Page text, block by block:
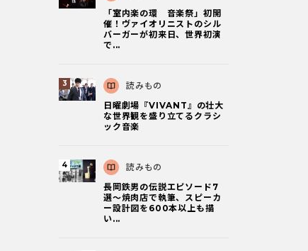
「室内楽の環 音楽祭」初開
催！ヴァイオリニストのシル
バーガーが初来日、世界初演
で...
読みもの
日曜劇場『VIVANT』の壮大
な世界観を盛り立てるクラシ
ック音楽
読みもの
長岡鉄男の伝説エピソード7
選〜焼肉店で執筆、スピーカ
ー設計図を600本以上も描
い...